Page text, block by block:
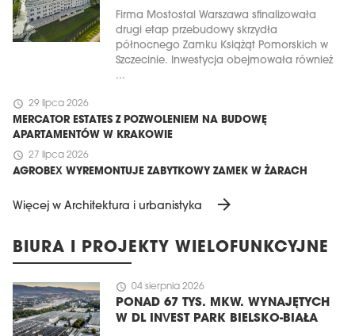
Firma Mostostal Warszawa sfinalizowała
drugi etap przebudowy skrzydła
północnego Zamku Książąt Pomorskich w
Szczecinie. Inwestycja obejmowała również
...
schedule 29 lipca 2026
MERCATOR ESTATES Z POZWOLENIEM NA BUDOWĘ
APARTAMENTÓW W KRAKOWIE
schedule 27 lipca 2026
AGROBEX WYREMONTUJE ZABYTKOWY ZAMEK W ŻARACH
Więcej w Architektura i urbanistyka arrow_forward
BIURA I PROJEKTY WIELOFUNKCYJNE
schedule 04 sierpnia 2026
PONAD 67 TYS. MKW. WYNAJĘTYCH
W DL INVEST PARK BIELSKO-BIAŁA